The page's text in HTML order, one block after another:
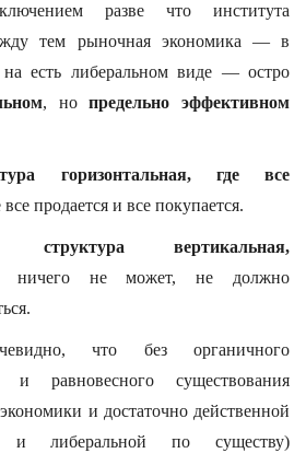
разве что института
тем рыночная экономика — в
есть либеральном виде — остро
, нопредельно эффективном
горизонтальная, где все
все продается и все покупается.
вертикальная,
ничего не может, не должно
что без органичного
и равновесного существования
и достаточно действенной
либеральной по существу)